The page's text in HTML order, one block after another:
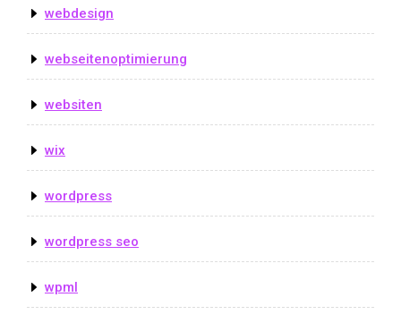
webdesign
webseitenoptimierung
websiten
wix
wordpress
wordpress seo
wpml